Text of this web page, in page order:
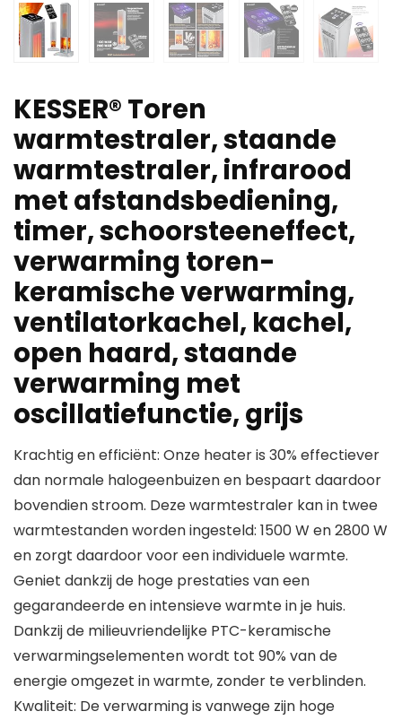
KESSER® Toren
warmtestraler, staande
warmtestraler, infrarood
met afstandsbediening,
timer, schoorsteeneffect,
verwarming toren-
keramische verwarming,
ventilatorkachel, kachel,
open haard, staande
verwarming met
oscillatiefunctie, grijs
Krachtig en efficiënt: Onze heater is 30% effectiever
dan normale halogeenbuizen en bespaart daardoor
bovendien stroom. Deze warmtestraler kan in twee
warmtestanden worden ingesteld: 1500 W en 2800 W
en zorgt daardoor voor een individuele warmte.
Geniet dankzij de hoge prestaties van een
gegarandeerde en intensieve warmte in je huis.
Dankzij de milieuvriendelijke PTC-keramische
verwarmingselementen wordt tot 90% van de
energie omgezet in warmte, zonder te verblinden.
Kwaliteit: De verwarming is vanwege zijn hoge